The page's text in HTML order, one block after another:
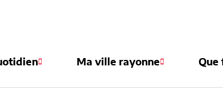
Ma ville rayonne Que